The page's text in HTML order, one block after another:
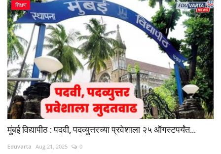
Language
English Marathi
शिक्षण
मुंबई विद्यापीठ : पदवी, पदव्युत्तरच्या प्रवेशाला २५ ऑगस्टपर्यंत...
Eduvarta Aug 21, 2025 0